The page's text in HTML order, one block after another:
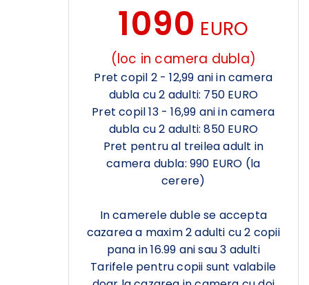
1090 EURO
(loc in camera dubla)
Pret copil 2 - 12,99 ani in camera
dubla cu 2 adulti: 750 EURO
Pret copil 13 - 16,99 ani in camera
dubla cu 2 adulti: 850 EURO
Pret pentru al treilea adult in
camera dubla: 990 EURO (la
cerere)
In camerele duble se accepta
cazarea a maxim 2 adulti cu 2 copii
pana in 16.99 ani sau 3 adulti
Tarifele pentru copii sunt valabile